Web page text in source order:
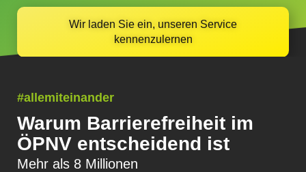
Wir laden Sie ein, unseren Service
kennenzulernen
#allemiteinander
Warum Barrierefreiheit im
ÖPNV entscheidend ist
Mehr als 8 Millionen